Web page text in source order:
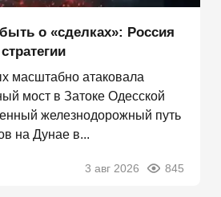
о «сделках»: Россия
масштабно атаковала
мост в Затоке Одесской
железнодорожный путь
на Дунае в...
3 авг 2026 845